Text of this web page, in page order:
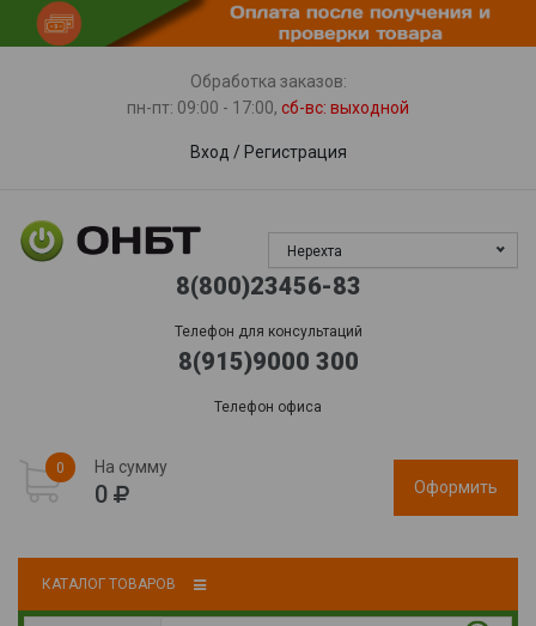
Пункты выдачи Доставка Гарантия, сервис
Обработка заказов:
пн-пт: 09:00 - 17:00, сб-вс: выходной
Вход / Регистрация
Нерехта
8(800)23456-83
Телефон для консультаций
8(915)9000 300
Телефон офиса
0 На сумму
0 Оформить
КАТАЛОГ ТОВАРОВ